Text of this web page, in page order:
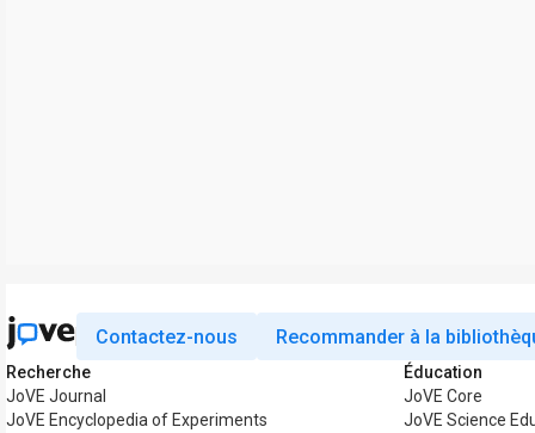
Contactez-nous Recommander à la
Recherche
JoVE Journal
JoVE Encyclopedia of Experiments
Éducation
JoVE Core
JoVE Science